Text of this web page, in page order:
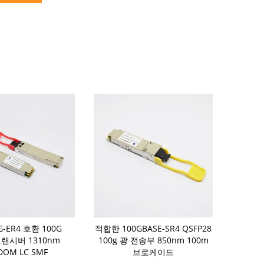
ER4 호환 100G
랜시버 1310nm
LC SMF
적합한 100GBASE-SR4 QSFP28
100g 광 전송부 850nm 100m
브로케이드